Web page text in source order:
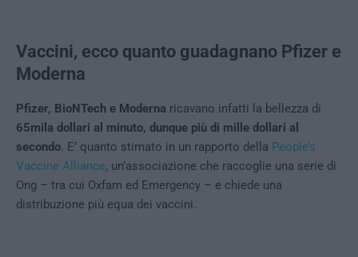
Vaccini, ecco quanto guadagnano Pfizer e
Moderna
Pfizer, BioNTech e Moderna ricavano infatti la bellezza di
65mila dollari al minuto, dunque più di mille dollari al
secondo. E’ quanto stimato in un rapporto della People’s
Vaccine Alliance, un’associazione che raccoglie una serie di
Ong – tra cui Oxfam ed Emergency – e chiede una
distribuzione più equa dei vaccini.